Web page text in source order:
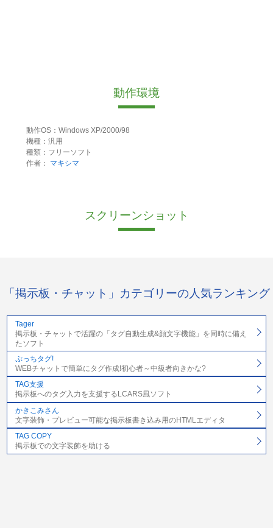
動作環境
動作OS：Windows XP/2000/98
機種：汎用
種類：フリーソフト
作者：
マキシマ
スクリーンショット
「掲示板・チャット」カテゴリーの人気ランキング
Tager
掲示板・チャットで活躍の「タグ自動生成&顔文字機能」を同時に備え
たソフト
ぷっちタグ!
WEBチャットで簡単にタグ作成!初心者～中級者向きかな?
TAG支援
掲示板へのタグ入力を支援するLCARS風ソフト
かきこみさん
文字装飾・プレビュー可能な掲示板書き込み用のHTMLエディタ
TAG COPY
掲示板での文字装飾を助ける